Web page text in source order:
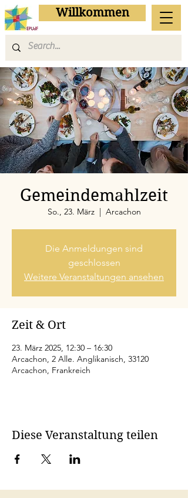
Willkommen
Gemeindemahlzeit
So., 23. März
  |
Arcachon
Die Anmeldungen sind
geschlossen
Weitere Veranstaltungen ansehen
Zeit & Ort
23. März 2025, 12:30 – 16:30
Arcachon, 2 Alle. Anglikanisch, 33120
Arcachon, Frankreich
Diese Veranstaltung teilen